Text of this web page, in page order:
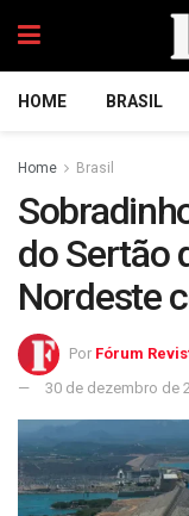
HOME BRASIL
Home Brasil
do Sertão
Nordeste
Por Fórum
30 de dezembro de